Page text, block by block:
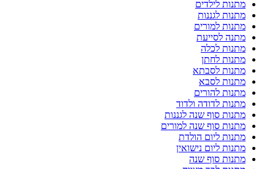
מתנות לילדים
מתנות לגננות
מתנות למורים
מתנה לסייעת
מתנות לכלה
מתנות לחתן
מתנות לסבתא
מתנות לסבא
מתנות להורים
מתנות לדודה ולדוד
מתנות סוף שנה לגננות
מתנות סוף שנה למורים
מתנות ליום הולדת
מתנות ליום נישואין
מתנות סוף שנה